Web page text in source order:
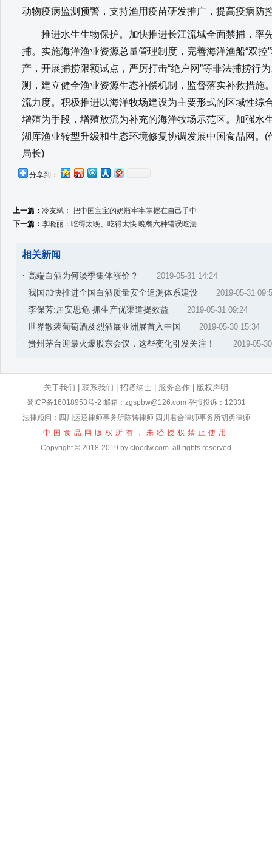
动物疫病监测预警，支持渔用疫苗研发推广，提高疫病防
推进水生生物保护。加快推进长江流域全面禁捕，率
捕。实施海洋渔业资源总量管理制度，完善海洋渔船“双
产，开展捕捞限额试点，严厉打击“绝户网”等非法捕捞行
测，建立健全渔业资源生态补偿机制，监督落实补救措施
流力度。积极推进以海洋牧场建设为主要形式的区域性综
增殖为手段，增殖放流为补充的海洋牧场示范区。加强水
湖库渔业转型升级和生态环境修复协调发展中国食品网。
局长)
分享到：
上一篇： 冷友斌： 把中国宝宝的奶瓶牢牢掌握在自己手中
下一篇： 李晓丽：吃得太晚、吃得太快 晚餐六种错误吃法
相关新闻
高端白酒为何淡季集体涨价？ 2019-05-31 14:24
我国加快推进全国白酒质量安全追溯体系建设 2019-05-31
李保芳:居安思危 抓生产优渠道提效益 2019-05-31 09:24
世界散装葡萄酒及烈酒展亚洲展首入中国 2019-05-30 15:34
贵州茅台迎最火爆股东会议，这些变化引发关注！ 2019-05-
关于我们 联系我们 招贤纳士 服务合作 版权声明
蜀ICP备16018953号-2 邮箱：zgspbw@126.com 举报投诉：12331
法律顾问：四川运逵律师事务所陈铸律师 四川君合律师事务所胡勇律师
中国食品网版权所有，未经授权禁止使用
Copyright © 2018-2019 by cfoodw.com. all rights reserved